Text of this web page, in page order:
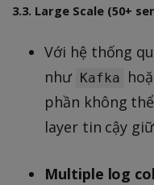
3.3. Large Scale (50+
Với hệ thống
như Kafka
phần không
layer tin cậy
Multiple log